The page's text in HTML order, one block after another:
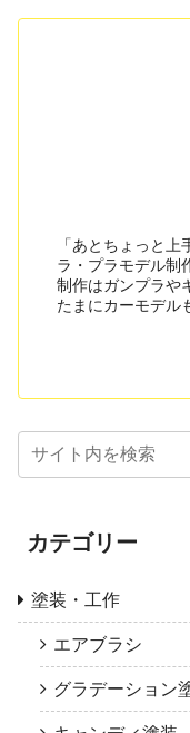
「あとちょっと
ラ・プラモデル制
制作はガンプラや
たまにカーモデル
カテゴリー
塗装・工作
エアブラシ
グラデーション